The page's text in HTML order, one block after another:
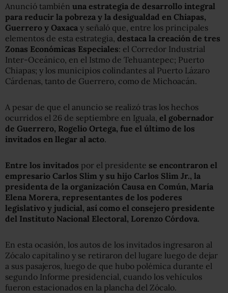
Anunció también una estrategia de desarrollo integral
para reducir la pobreza y la desigualdad en Chiapas,
Guerrero y Oaxaca y señaló que, entre los principales
elementos de esta estrategia, destaca la creación de tres
Zonas Económicas Especiales: el Corredor Industrial
Inter-Oceánico, en el Istmo de Tehuantepec; Puerto
Chiapas; y los municipios colindantes al Puerto Lázaro
Cárdenas, tanto de Guerrero, como de Michoacán.
A pesar de que el anuncio se realizó tras los hechos
ocurridos el 26 de septiembre en Iguala, el gobernador
de Guerrero, Rogelio Ortega, fue el último de los
invitados en llegar al acto.
Entre los invitados por el presidente se encontraron el
empresario Carlos Slim y su hijo Carlos Slim Jr., la
presidenta de la organización Causa en Común, María
Elena Morera, representantes de los poderes
legislativo y judicial, así como el consejero presidente
del Instituto Nacional Electoral, Lorenzo Córdova.
En esta ocasión, los autos de los invitados ingresaron al
Zócalo capitalino y se retiraron del lugare luego de dejar
a sus pasajeros, luego de que hubo polémica durante el
segundo Informe presidencial, cuando los vehículos
fueron estacionados en la plancha del Zócalo.